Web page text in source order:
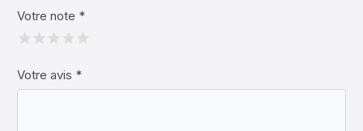
Votre note *
Votre avis *